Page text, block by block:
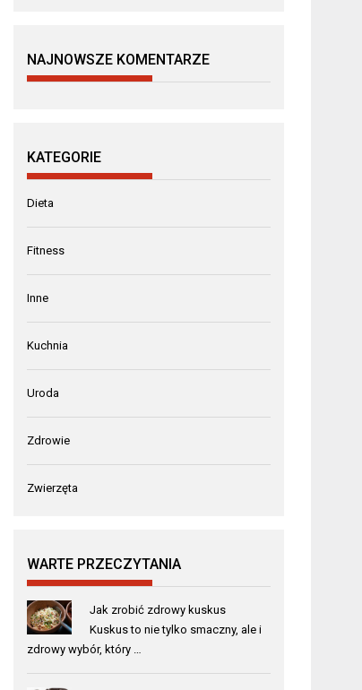
NAJNOWSZE KOMENTARZE
KATEGORIE
Dieta
Fitness
Inne
Kuchnia
Uroda
Zdrowie
Zwierzęta
WARTE PRZECZYTANIA
Jak zrobić zdrowy kuskus
Kuskus to nie tylko smaczny, ale i
zdrowy wybór, który …